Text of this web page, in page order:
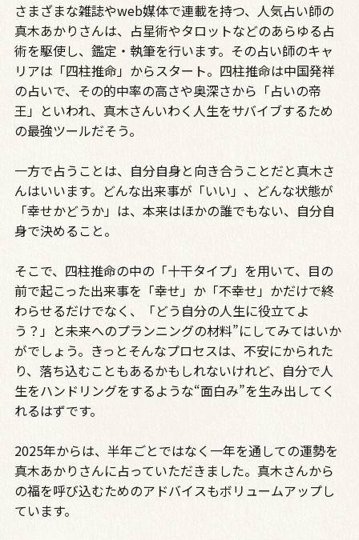
t
さまざまな雑誌やweb媒体で連載を持つ、人気占い師の
真木あかりさんは、占星術やタロットなどのあらゆる占
術を駆使し、鑑定・執筆を行います。その占い師のキャ
リアは「四柱推命」からスタート。四柱推命は中国発祥
の占いで、その的中率の高さや奥深さから「占いの帝
王」といわれ、真木さんいわく人生をサバイブするため
の最強ツールだそう。
一方で占うことは、自分自身と向き合うことだと真木さ
んはいいます。どんな出来事が「いい」、どんな状態が
「幸せかどうか」は、本来はほかの誰でもない、自分自
身で決めること。
そこで、四柱推命の中の「十干タイプ」を用いて、目の
前で起こった出来事を「幸せ」か「不幸せ」かだけで終
わらせるだけでなく、「どう自分の人生に役立てよ
う？」と未来へのプランニングの材料”にしてみてはいか
がでしょう。きっとそんなプロセスは、不安にかられた
り、落ち込むこともあるかもしれないけれど、自分で人
生をハンドリングをするような“面白み”を生み出してく
れるはずです。
2025年からは、半年ごとではなく一年を通しての運勢を
真木あかりさんに占っていただきました。真木さんから
の福を呼び込むためのアドバイスもボリュームアップし
ています。